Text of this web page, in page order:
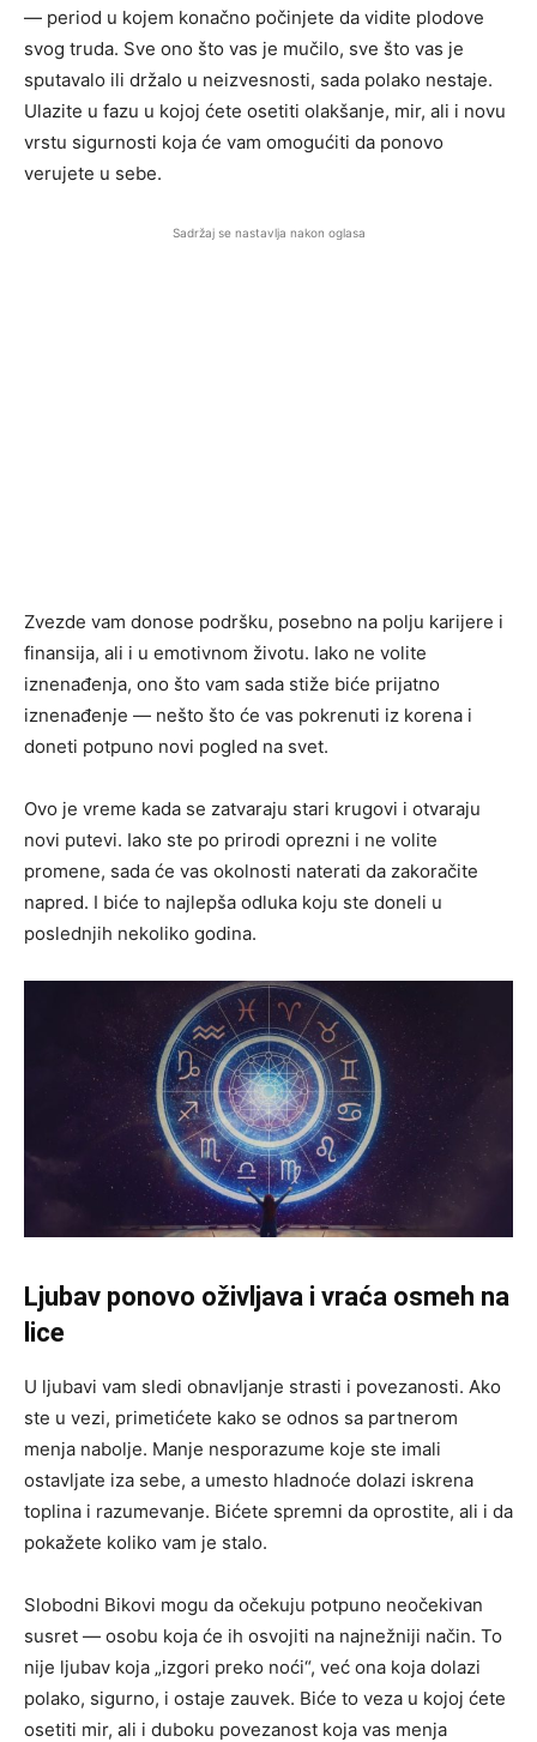
— period u kojem konačno počinjete da vidite plodove
svog truda. Sve ono što vas je mučilo, sve što vas je
sputavalo ili držalo u neizvesnosti, sada polako nestaje.
Ulazite u fazu u kojoj ćete osetiti olakšanje, mir, ali i novu
vrstu sigurnosti koja će vam omogućiti da ponovo
verujete u sebe.
Sadržaj se nastavlja nakon oglasa
Zvezde vam donose podršku, posebno na polju karijere i
finansija, ali i u emotivnom životu. Iako ne volite
iznenađenja, ono što vam sada stiže biće prijatno
iznenađenje — nešto što će vas pokrenuti iz korena i
doneti potpuno novi pogled na svet.
Ovo je vreme kada se zatvaraju stari krugovi i otvaraju
novi putevi. Iako ste po prirodi oprezni i ne volite
promene, sada će vas okolnosti naterati da zakoračite
napred. I biće to najlepša odluka koju ste doneli u
poslednjih nekoliko godina.
Ljubav ponovo oživljava i vraća osmeh na
lice
U ljubavi vam sledi obnavljanje strasti i povezanosti. Ako
ste u vezi, primetićete kako se odnos sa partnerom
menja nabolje. Manje nesporazume koje ste imali
ostavljate iza sebe, a umesto hladnoće dolazi iskrena
toplina i razumevanje. Bićete spremni da oprostite, ali i da
pokažete koliko vam je stalo.
Slobodni Bikovi mogu da očekuju potpuno neočekivan
susret — osobu koja će ih osvojiti na najnežniji način. To
nije ljubav koja „izgori preko noći“, već ona koja dolazi
polako, sigurno, i ostaje zauvek. Biće to veza u kojoj ćete
osetiti mir, ali i duboku povezanost koja vas menja